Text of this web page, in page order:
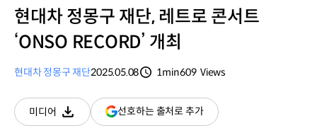
현대차 정몽구 재단, 레트로 콘서트
‘ONSO RECORD’ 개최
현대차 정몽구 재단2025.05.08
1min609 Views
미디어
다운로드
선호하는 출처로 추가(새
창